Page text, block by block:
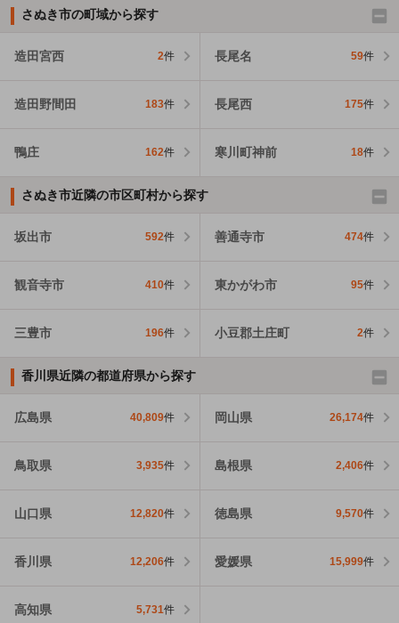
さぬき市の町域から探す
造田宮西 2件 長尾名 59件
造田野間田 183件 長尾西 175件
鴨庄 162件 寒川町神前 18件
さぬき市近隣の市区町村から探す
坂出市 592件 善通寺市 474件
観音寺市 410件 東かがわ市 95件
三豊市 196件 小豆郡土庄町 2件
香川県近隣の都道府県から探す
広島県 40,809件 岡山県 26,174件
鳥取県 3,935件 島根県 2,406件
山口県 12,820件 徳島県 9,570件
香川県 12,206件 愛媛県 15,999件
高知県 5,731件